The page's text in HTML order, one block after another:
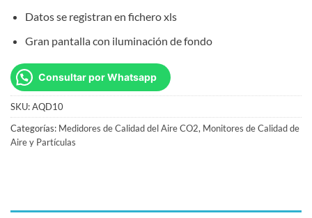
Datos se registran en fichero xls
Gran pantalla con iluminación de fondo
Consultar por Whatsapp
SKU:AQD10
Categorías: Medidores de Calidad del Aire CO2, Monitores de Calidad de
Aire y Partículas